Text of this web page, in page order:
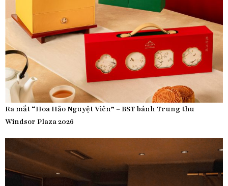
Ra mắt “Hoa Hảo Nguyệt Viên” – BST bánh Trung thu
Windsor Plaza 2026